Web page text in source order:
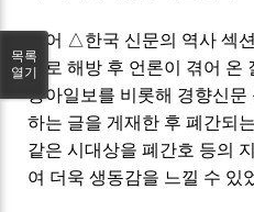
이어 △한국 신문의 역사 섹
으로 해방 후 언론이 겪어 온
동아일보를 비롯해 경향신
하는 글을 게재한 후 폐간되
같은 시대상을 폐간호 등의
여 더욱 생동감을 느낄 수 있
목록
열기